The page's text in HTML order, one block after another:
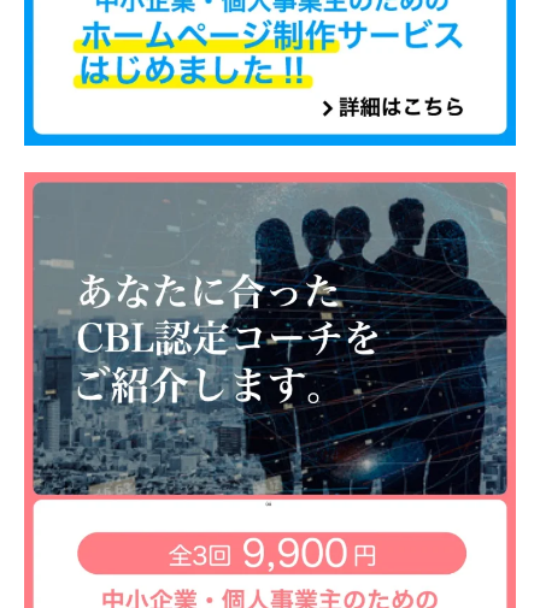
く
だ
。